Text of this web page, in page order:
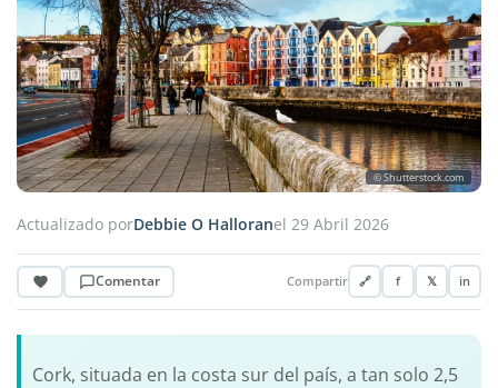
© Shutterstock.com
Actualizado porDebbie O Halloranel 29 Abril 2026
Comentar Compartir 🔗 f 𝕏 in
Cork, situada en la costa sur del país, a tan solo 2,5